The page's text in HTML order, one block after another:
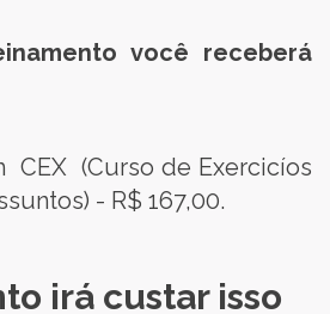
você receberá
CEX (Curso de Exercicíos
- R$ 167,00.
irá custar isso